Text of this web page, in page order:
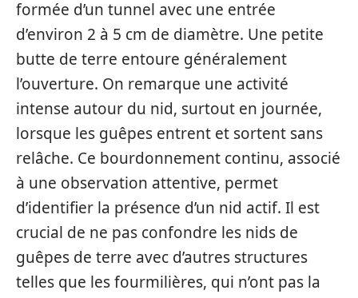
formée d’un tunnel avec une entrée
d’environ 2 à 5 cm de diamètre. Une petite
butte de terre entoure généralement
l’ouverture. On remarque une activité
intense autour du nid, surtout en journée,
lorsque les guêpes entrent et sortent sans
relâche. Ce bourdonnement continu, associé
à une observation attentive, permet
d’identifier la présence d’un nid actif. Il est
crucial de ne pas confondre les nids de
guêpes de terre avec d’autres structures
telles que les fourmilières, qui n’ont pas la